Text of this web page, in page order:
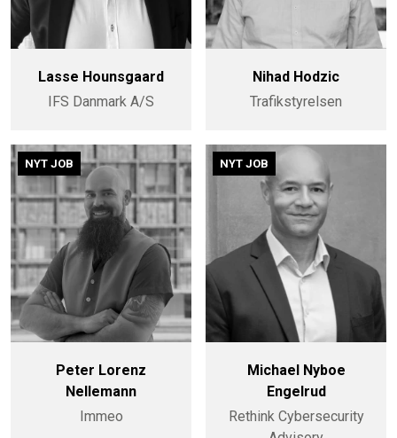
Lasse Hounsgaard
IFS Danmark A/S
Nihad Hodzic
Trafikstyrelsen
NYT JOB
Peter Lorenz
Nellemann
Immeo
NYT JOB
Michael Nyboe
Engelrud
Rethink Cybersecurity